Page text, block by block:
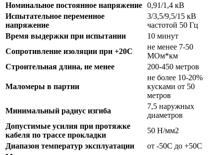
Номинальное постоянное напряжение 0,91/1,4 кВ
Испытательное переменное
напряжение
3/3,5/9,5/15 кВ
частотой 50 Гц
Время выдержки при испытании
10 минут
Сопротивление изоляции при +20С
не менее 7-50
МОм*км
Строительная длина, не менее
200-450 метров
Маломеры в партии
не более 10-20%
кусками от 50
метров
Минимальный радиус изгиба
7,5 наружных
диаметров
Допустимые усилия при протяжке
кабеля по трассе прокладки
50 Н/мм2
Диапазон температур эксплуатации
от -50С до +50С